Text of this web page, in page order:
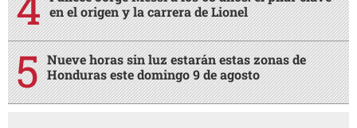
en el origen y la carrera de Lionel
Nueve horas sin luz estarán estas zonas de
Honduras este domingo 9 de agosto